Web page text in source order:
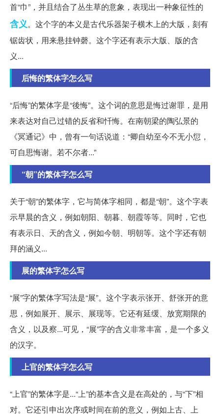
首“巾”，并且结合了丛生草的意象，表现出一种象征性的
含义。这个字的本义是古代乐器架子横木上的大版，刻有
锯齿状，用来悬挂钟磬。这个字还有表示大版、版的含
义...
后悔的繁体字怎么写
“后悔”的繁体字是“後悔”。这个词的意思是悔过谢罪，是用
来表达对自己过错的反省和忏悔。在南朝梁的陶弘景的
《冥通记》中，曾有一句话说道：“卿自幼至今不无小愆，
可自思悔谢。若不尔者...”
“朝”的繁体字怎么写
关于“朝”的繁体字，它与简体字相同，都是“朝”。这个字表
示早晨的含义，例如朝阳、朝暮、朝霞等等。同时，它也
有表示日、天的含义，例如今朝、明朝等。这个字还有朝
拜的涵义...
展的繁体字怎么写
“展”字的繁体字写法是“展”。这个字表示张开、舒张开的意
思，例如展开、展示、展现等。它还有延缓、放宽期限的
含义，以及察...可见，“展”字的含义非常丰富，是一个多义
的汉字。
上官的繁体字怎么写
“上官”的繁体字是...“上”的基本含义是在高处的，与“下”相
对。它还引申出次序或时间在前的意义，例如上古、上